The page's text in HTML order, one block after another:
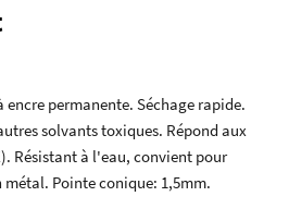
permanente. Séchage rapide.
solvants toxiques. Répond aux
Résistant à l'eau, convient pour
métal. Pointe conique: 1,5mm.